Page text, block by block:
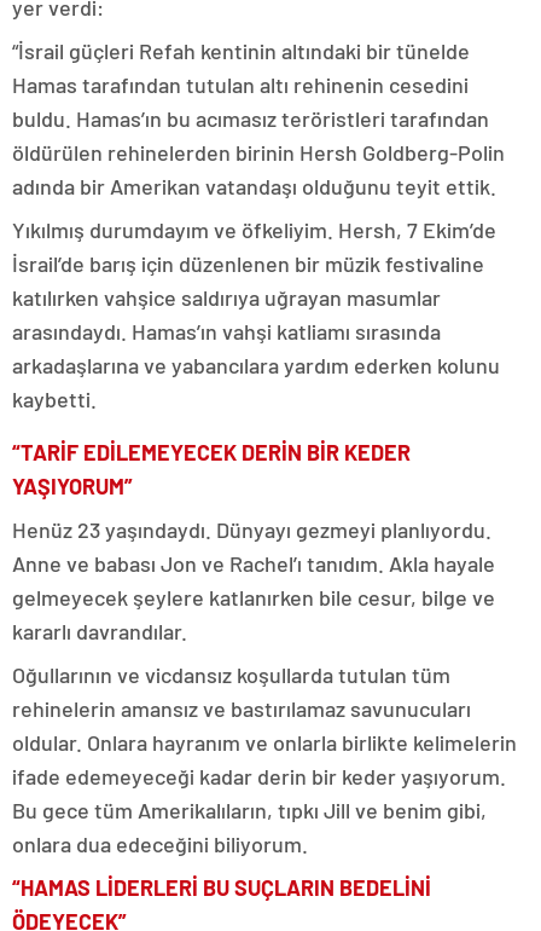
yer verdi:
“İsrail güçleri Refah kentinin altındaki bir tünelde
Hamas tarafından tutulan altı rehinenin cesedini
buldu. Hamas’ın bu acımasız teröristleri tarafından
öldürülen rehinelerden birinin Hersh Goldberg-Polin
adında bir Amerikan vatandaşı olduğunu teyit ettik.
Yıkılmış durumdayım ve öfkeliyim. Hersh, 7 Ekim’de
İsrail’de barış için düzenlenen bir müzik festivaline
katılırken vahşice saldırıya uğrayan masumlar
arasındaydı. Hamas’ın vahşi katliamı sırasında
arkadaşlarına ve yabancılara yardım ederken kolunu
kaybetti.
“TARİF EDİLEMEYECEK DERİN BİR KEDER
YAŞIYORUM”
Henüz 23 yaşındaydı. Dünyayı gezmeyi planlıyordu.
Anne ve babası Jon ve Rachel’ı tanıdım. Akla hayale
gelmeyecek şeylere katlanırken bile cesur, bilge ve
kararlı davrandılar.
Oğullarının ve vicdansız koşullarda tutulan tüm
rehinelerin amansız ve bastırılamaz savunucuları
oldular. Onlara hayranım ve onlarla birlikte kelimelerin
ifade edemeyeceği kadar derin bir keder yaşıyorum.
Bu gece tüm Amerikalıların, tıpkı Jill ve benim gibi,
onlara dua edeceğini biliyorum.
“HAMAS LİDERLERİ BU SUÇLARIN BEDELİNİ
ÖDEYECEK”